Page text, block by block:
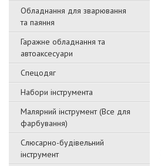
Обладнання для зварювання
та паяння
Гаражне обладнання та
автоаксесуари
Спецодяг
Набори інструмента
Малярний інструмент (Все для
фарбування)
Слюсарно-будівельний
інструмент